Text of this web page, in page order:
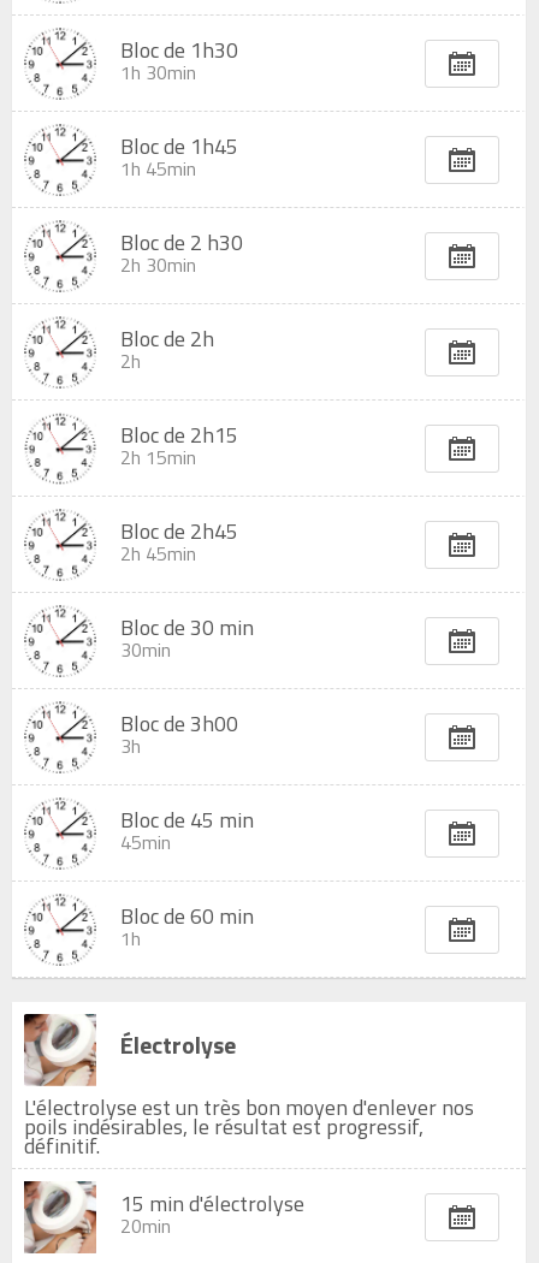
Bloc de 1h30
1h 30min
Bloc de 1h45
1h 45min
Bloc de 2 h30
2h 30min
Bloc de 2h
2h
Bloc de 2h15
2h 15min
Bloc de 2h45
2h 45min
Bloc de 30 min
30min
Bloc de 3h00
3h
Bloc de 45 min
45min
Bloc de 60 min
1h
Électrolyse
L'électrolyse est un très bon moyen d'enlever nos
poils indésirables, le résultat est progressif,
définitif.
15 min d'électrolyse
20min